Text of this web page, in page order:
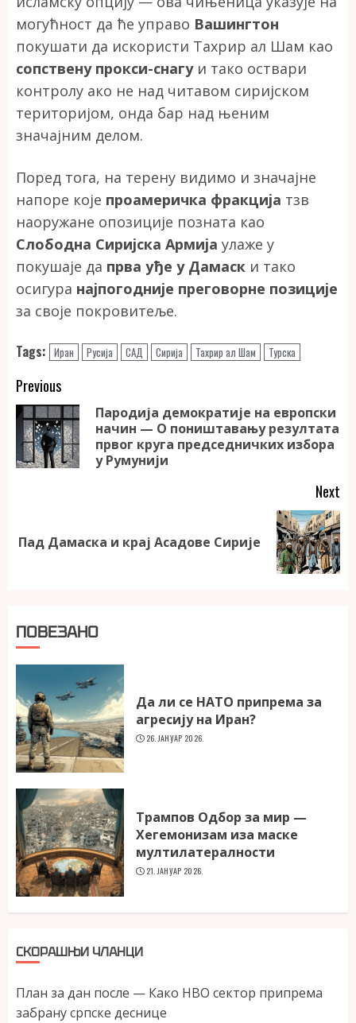
могућност да ће управо Вашингтон
покушати да искористи Тахрир ал Шам као
сопствену прокси-снагуи тако оствари
контролу ако не над читавом сиријском
територијом, онда бар над њеним
значајним делом.
Поред тога, на терену видимо и значајне
напоре које проамеричка фракција тзв
наоружане опозиције позната као
Слободна Сиријска Армија улаже у
покушаје да прва уђе у Дамаск и тако
осигура најпогодније преговорне позиције
за своје покровитеље.
Tags: Иран Русија САД Сирија Тахрир ал Шам Турска
Continue
Reading
Previous
Пародија демократије на европски
начин — О поништавању резултата
првог круга председничких избора
у Румунији
Next
Next
Пад Дамаска и крај Асадове Сирије
ПОВЕЗАНО
Да ли се НАТО припрема за
агресију на Иран?
26. ЈАНУАР 2026.
Трампов Одбор за мир —
Хегемонизам иза маске
мултилатералности
21. ЈАНУАР 2026.
СКОРАШЊИ ЧЛАНЦИ
План за дан после — Како НВО сектор припрема
забрану српске деснице